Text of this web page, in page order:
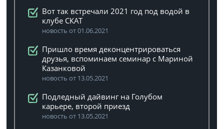
Вот так встречали 2021 год под водой в
клубе СКАТ
новость от 01.06.2021
Пришло время деконцентрироваться
друзья, вспоминаем семинар с Мариной
Казанковой
новость от 13.05.2021
Подледный дайвинг на Голубом
карьере, второй приезд
новость от 13.05.2021